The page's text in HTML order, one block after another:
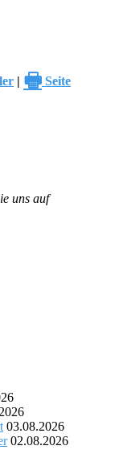
| 🖶 Seite
uns auf
03.08.2026
02.08.2026